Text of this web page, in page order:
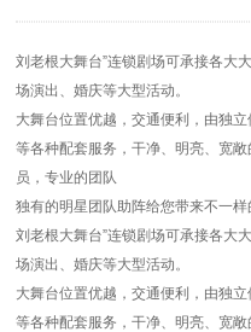
刘老根大舞台”连锁剧场可承接各大
场演出、婚庆等大型活动。
大舞台位置优越，交通便利，由独
等各种配套服务，干净、明亮、宽
员，专业的团队
独有的明星团队助阵给您带来不一样
刘老根大舞台”连锁剧场可承接各大
场演出、婚庆等大型活动。
大舞台位置优越，交通便利，由独
等各种配套服务，干净、明亮、宽